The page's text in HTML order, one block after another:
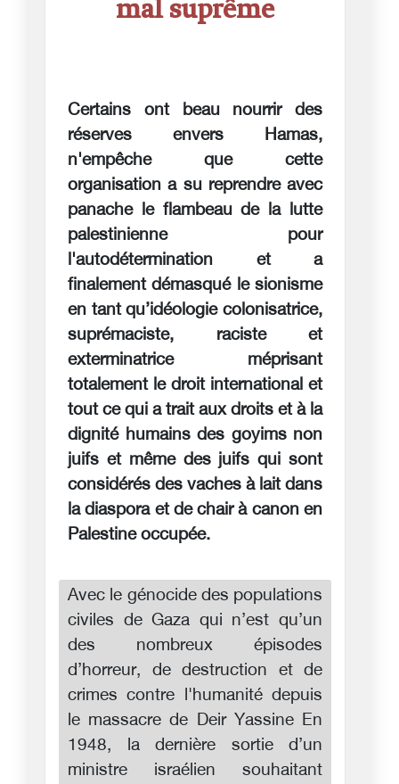
mal suprême
Certains ont beau nourrir des
réserves envers Hamas,
n'empêche que cette
organisation a su reprendre avec
panache le flambeau de la lutte
palestinienne pour
l'autodétermination et a
finalement démasqué le sionisme
en tant qu’idéologie colonisatrice,
suprémaciste, raciste et
exterminatrice méprisant
totalement le droit international et
tout ce qui a trait aux droits et à la
dignité humains des goyims non
juifs et même des juifs qui sont
considérés des vaches à lait dans
la diaspora et de chair à canon en
Palestine occupée.
Avec le génocide des populations
civiles de Gaza qui n’est qu’un
des nombreux épisodes
d’horreur, de destruction et de
crimes contre l'humanité depuis
le massacre de Deir Yassine En
1948, la dernière sortie d’un
ministre israélien souhaitant